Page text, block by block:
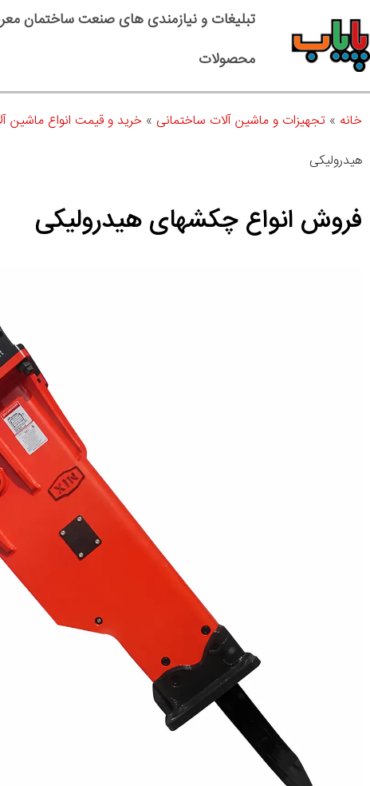
تبلیغات و نیازمندی های صنعت ساختمان
محصولات
خانه » تجهیزات و ماشین آلات ساختمانی » خرید و قیمت انواع ماشین
هیدرولیکی
فروش انواع چکشهای هیدرولیکی